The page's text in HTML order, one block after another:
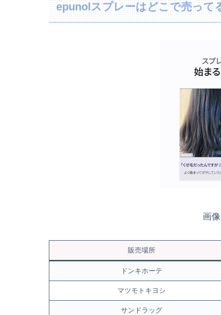
epunolスプレーはどこで売って
画
販売場所
ドンキホーテ
マツモトキヨシ
サンドラッグ